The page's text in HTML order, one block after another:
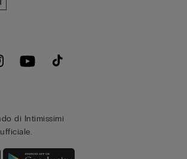
di Intimissimi